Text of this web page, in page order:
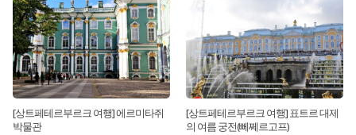
[상트페테르부르크 여행] 에르미타쥐
박물관
[상트페테르부르크 여행] 표트르 대제
의 여름 궁전(뻬쩨르고프)